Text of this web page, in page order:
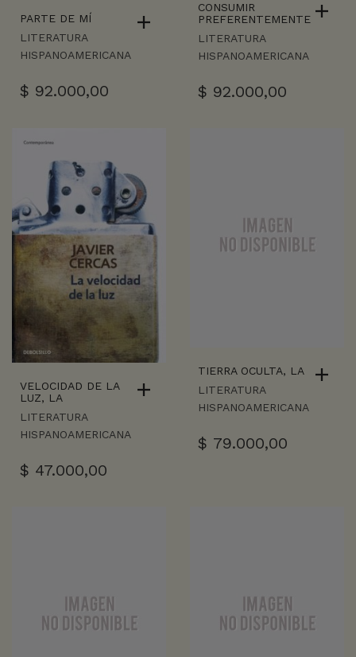
PARTE DE MÍ
LITERATURA
HISPANOAMERICANA
$ 92.000,00
CONSUMIR
PREFERENTEMENTE
LITERATURA
HISPANOAMERICANA
$ 92.000,00
VELOCIDAD DE LA
LUZ, LA
LITERATURA
HISPANOAMERICANA
$ 47.000,00
TIERRA OCULTA, LA
LITERATURA
HISPANOAMERICANA
$ 79.000,00